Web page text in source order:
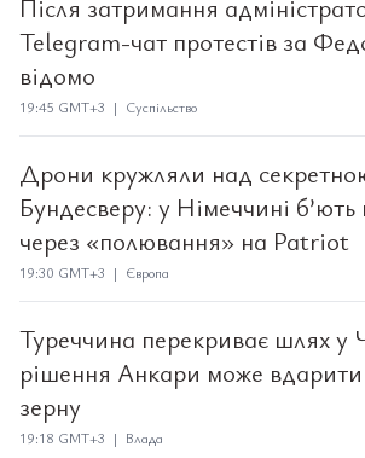
Після затримання
Telegram-чат протестів за
відомо
19:45 GMT+3 | Суспільство
Дрони кружляли над
Бундесверу: у Німеччині б’ють
через «полювання» на Patriot
19:30 GMT+3 | Європа
Туреччина перекриває шлях у
рішення Анкари може вдарити
зерну
19:18 GMT+3 | Влада